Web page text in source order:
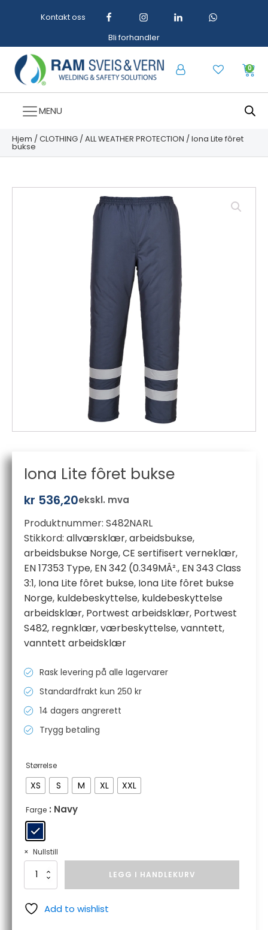
Kontakt oss
Bli forhandler
0
MENU
Hjem /CLOTHING /ALL WEATHER PROTECTION / Iona Lite fôret
bukse
Iona Lite fôret bukse
kr 536,20ekskl. mva
Produktnummer: S482NARL
Stikkord: allværsklær,arbeidsbukse,
arbeidsbukse Norge,CE sertifisert verneklær,
EN 17353 Type, EN 342 (0.349MÂ²., EN 343 Class
3:1, Iona Lite fôret bukse, Iona Lite fôret bukse
Norge, kuldebeskyttelse, kuldebeskyttelse
arbeidsklær, Portwest arbeidsklær, Portwest
S482, regnklær,værbeskyttelse,vanntett,
vanntett arbeidsklær
Rask levering på alle lagervarer
Standardfrakt kun 250 kr
14 dagers angrerett
Trygg betaling
Størrelse
XS S M XL XXL
Farge : Navy
Nullstill
Iona
bukse
antall
LEGG I HANDLEKURV
Add to wishlist